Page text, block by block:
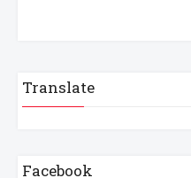
Translate
Facebook